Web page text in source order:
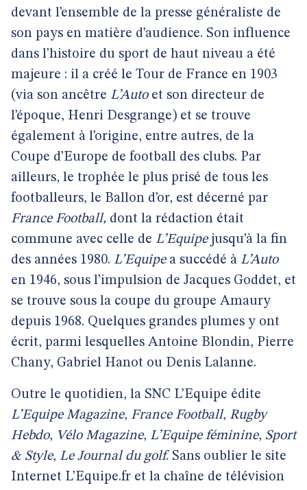
devant l’ensemble de la presse généraliste de
son pays en matière d’audience. Son influence
dans l’histoire du sport de haut niveau a été
majeure : il a créé le Tour de France en 1903
(via son ancêtre L’Autoet son directeur de
l’époque, Henri Desgrange) et se trouve
également à l’origine, entre autres, de la
Coupe d’Europe de football des clubs. Par
ailleurs, le trophée le plus prisé de tous les
footballeurs, le Ballon d’or, est décerné par
France Football, dont la rédaction était
commune avec celle de L’Equipejusqu’à la fin
des années 1980. L’Equipea succédé à L’Auto
en 1946, sous l’impulsion de Jacques Goddet, et
se trouve sous la coupe du groupe Amaury
depuis 1968. Quelques grandes plumes y ont
écrit, parmi lesquelles Antoine Blondin, Pierre
Chany, Gabriel Hanot ou Denis Lalanne.
Outre le quotidien, la SNC L’Equipe édite
L’Equipe Magazine, France Football, Rugby
Hebdo, Vélo Magazine, L’Equipe féminine, Sport
& Style, Le Journal du golf. Sans oublier le site
Internet L’Equipe.fr et la chaîne de télévision